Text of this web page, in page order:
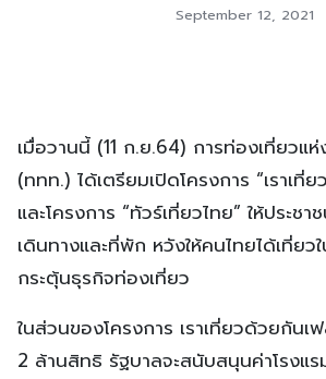
September 12, 2021
เมื่อวานนี้ (11 ก.ย.64) การท่องเที่ยวแห่
(ททท.) ได้เตรียมเปิดโครงการ “เราเที่
และโครงการ “ทัวร์เที่ยวไทย” ให้ประช
เดินทางและที่พัก หวังให้คนไทยได้เที่ยว
กระตุ้นธุรกิจท่องเที่ยว
ในส่วนของโครงการ เราเที่ยวด้วยกันเ
2 ล้านสิทธิ รัฐบาลจะสนับสนุนค่าโรงแ